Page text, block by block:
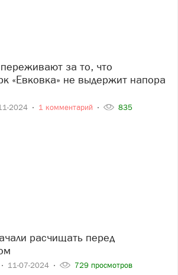
«Евковка» не выдержит напора
2024 1 комментарий
835
11-07-2024 729 просмотров